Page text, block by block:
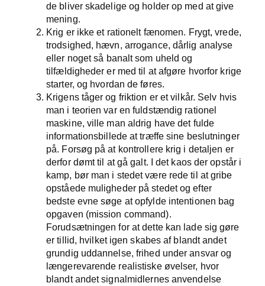
de bliver skadelige og holder op med at give
mening.
Krig er ikke et rationelt fænomen. Frygt, vrede,
trodsighed, hævn, arrogance, dårlig analyse
eller noget så banalt som uheld og
tilfældigheder er med til at afgøre hvorfor krige
starter, og hvordan de føres.
Krigens tåger og friktion er et vilkår. Selv hvis
man i teorien var en fuldstændig rationel
maskine, ville man aldrig have det fulde
informationsbillede at træffe sine beslutninger
på. Forsøg på at kontrollere krig i detaljen er
derfor dømt til at gå galt. I det kaos der opstår i
kamp, bør man i stedet være rede til at gribe
opståede muligheder på stedet og efter
bedste evne søge at opfylde intentionen bag
opgaven (mission command).
Forudsætningen for at dette kan lade sig gøre
er tillid, hvilket igen skabes af blandt andet
grundig uddannelse, frihed under ansvar og
længerevarende realistiske øvelser, hvor
blandt andet signalmidlernes anvendelse